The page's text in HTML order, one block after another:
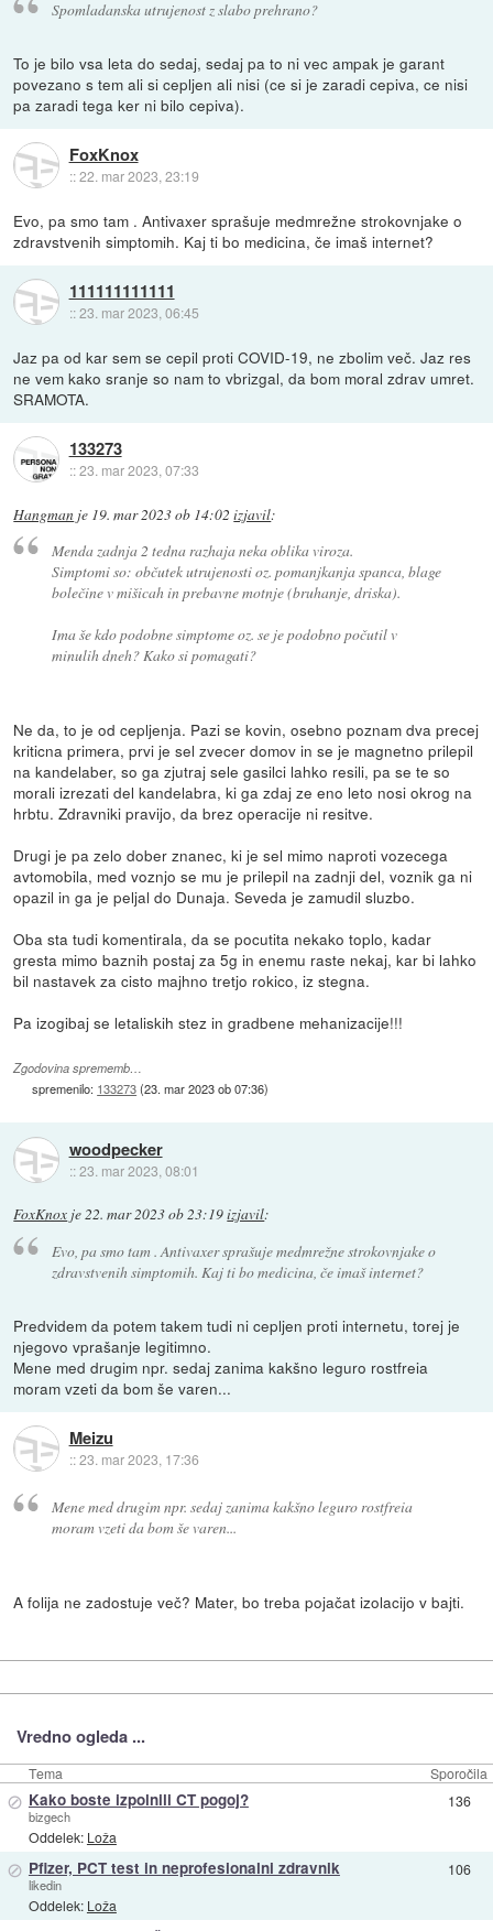
Spomladanska utrujenost z slabo prehrano?
To je bilo vsa leta do sedaj, sedaj pa to ni vec ampak je garant
povezano s tem ali si cepljen ali nisi (ce si je zaradi cepiva, ce nisi
pa zaradi tega ker ni bilo cepiva).
FoxKnox
::22. mar 2023, 23:19
Evo, pa smo tam . Antivaxer sprašuje medmrežne strokovnjake o
zdravstvenih simptomih. Kaj ti bo medicina, če imaš internet?
111111111111
::23. mar 2023, 06:45
Jaz pa od kar sem se cepil proti COVID-19, ne zbolim več. Jaz res
ne vem kako sranje so nam to vbrizgal, da bom moral zdrav umret.
SRAMOTA.
133273
::23. mar 2023, 07:33
Hangman je 19. mar 2023 ob 14:02 izjavil:
Menda zadnja 2 tedna razhaja neka oblika viroza.
Simptomi so: občutek utrujenosti oz. pomanjkanja spanca, blage
bolečine v mišicah in prebavne motnje (bruhanje, driska).
Ima še kdo podobne simptome oz. se je podobno počutil v
minulih dneh? Kako si pomagati?
Ne da, to je od cepljenja. Pazi se kovin, osebno poznam dva precej
kriticna primera, prvi je sel zvecer domov in se je magnetno prilepil
na kandelaber, so ga zjutraj sele gasilci lahko resili, pa se te so
morali izrezati del kandelabra, ki ga zdaj ze eno leto nosi okrog na
hrbtu. Zdravniki pravijo, da brez operacije ni resitve.
Drugi je pa zelo dober znanec, ki je sel mimo naproti vozecega
avtomobila, med voznjo se mu je prilepil na zadnji del, voznik ga ni
opazil in ga je peljal do Dunaja. Seveda je zamudil sluzbo.
Oba sta tudi komentirala, da se pocutita nekako toplo, kadar
gresta mimo baznih postaj za 5g in enemu raste nekaj, kar bi lahko
bil nastavek za cisto majhno tretjo rokico, iz stegna.
Pa izogibaj se letaliskih stez in gradbene mehanizacije!!!
Zgodovina sprememb…
spremenilo: 133273(23. mar 2023 ob 07:36)
woodpecker
::23. mar 2023, 08:01
FoxKnox je22. mar 2023 ob 23:19izjavil:
Evo, pa smo tam . Antivaxer sprašuje medmrežne strokovnjake o
zdravstvenih simptomih. Kaj ti bo medicina, če imaš internet?
Predvidem da potem takem tudi ni cepljen proti internetu, torej je
njegovo vprašanje legitimno.
Mene med drugim npr. sedaj zanima kakšno leguro rostfreia
moram vzeti da bom še varen...
Meizu
::23. mar 2023, 17:36
Mene med drugim npr. sedaj zanima kakšno leguro rostfreia
moram vzeti da bom še varen...
A folija ne zadostuje več? Mater, bo treba pojačat izolacijo v bajti.
Vredno ogleda ...
Tema Sporočila
⊘ Kako boste izpolnili CT pogoj?
bizgech
Oddelek: Loža
136
⊘ Pfizer, PCT test in neprofesionalni zdravnik
likedin
Oddelek: Loža
106